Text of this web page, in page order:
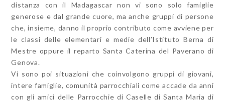
distanza con il Madagascar non vi sono solo famiglie
generose e dal grande cuore, ma anche gruppi di persone
che, insieme, danno il proprio contributo come avviene per
le classi delle elementari e medie dell’Istituto Berna di
Mestre oppure il reparto Santa Caterina del Paverano di
Genova.
Vi sono poi situazioni che coinvolgono gruppi di giovani,
intere famiglie, comunità parrocchiali come accade da anni
con gli amici delle Parrocchie di Caselle di Santa Maria di